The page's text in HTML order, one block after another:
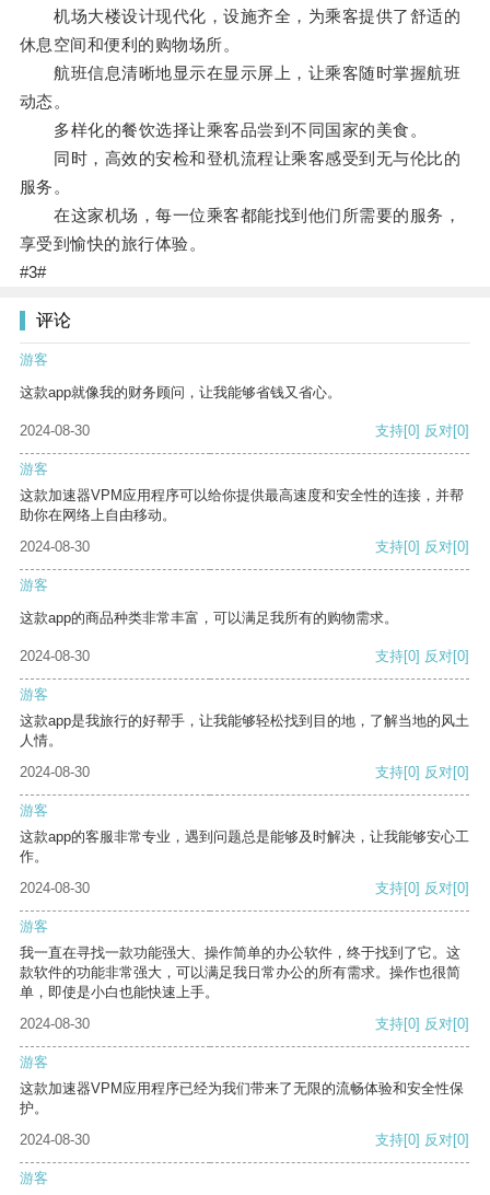
机场大楼设计现代化，设施齐全，为乘客提供了舒适的
休息空间和便利的购物场所。
航班信息清晰地显示在显示屏上，让乘客随时掌握航班
动态。
多样化的餐饮选择让乘客品尝到不同国家的美食。
同时，高效的安检和登机流程让乘客感受到无与伦比的
服务。
在这家机场，每一位乘客都能找到他们所需要的服务，
享受到愉快的旅行体验。
#3#
评论
游客
这款app就像我的财务顾问，让我能够省钱又省心。
2024-08-30 支持[0] 反对[0]
游客
这款加速器VPM应用程序可以给你提供最高速度和安全性的连接，并帮
助你在网络上自由移动。
2024-08-30
支持[0] 反对[0]
游客
这款app的商品种类非常丰富，可以满足我所有的购物需求。
2024-08-30 支持[0] 反对[0]
游客
这款app是我旅行的好帮手，让我能够轻松找到目的地，了解当地的风土
人情。
2024-08-30
支持[0] 反对[0]
游客
这款app的客服非常专业，遇到问题总是能够及时解决，让我能够安心工
作。
2024-08-30
支持[0] 反对[0]
游客
我一直在寻找一款功能强大、操作简单的办公软件，终于找到了它。这
款软件的功能非常强大，可以满足我日常办公的所有需求。操作也很简
单，即使是小白也能快速上手。
2024-08-30
支持[0] 反对[0]
游客
这款加速器VPM应用程序已经为我们带来了无限的流畅体验和安全性保
护。
2024-08-30
支持[0] 反对[0]
游客